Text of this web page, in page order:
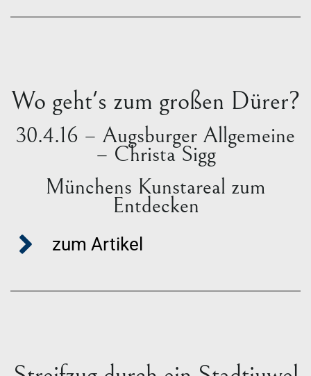
Wo geht's zum großen Dürer?
30.4.16 – Augsburger Allgemeine
– Christa Sigg
Münchens Kunstareal zum
Entdecken
zum Artikel